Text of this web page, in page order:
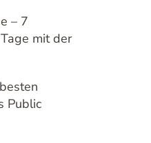
– 7
mit der
Public